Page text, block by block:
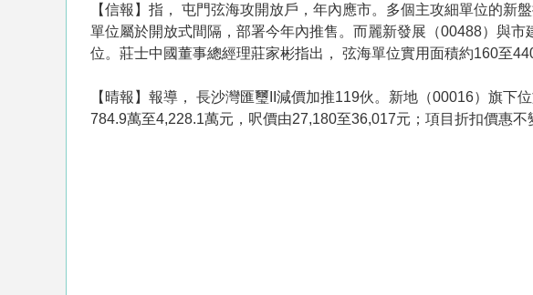
【信報】指， 屯門弦海攻開放戶，年內應市。多個主攻細單位的
單位屬於開放式間隔，部署今年內推售。而麗新發展（00488）與
位。莊士中國董事總經理莊家彬指出， 弦海單位實用面積約160至
【晴報】報導， 長沙灣匯璽II減價加推119伙。新地（00016）旗
784.9萬至4,228.1萬元，呎價由27,180至36,017元；項目折扣價惠